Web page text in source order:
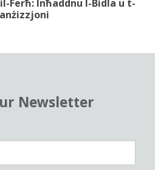
Ferħ: Inħaddnu l-Bidla u t-
Newsletter